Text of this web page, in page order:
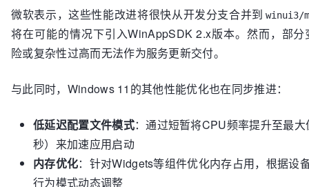
微软表示，这些性能改进将很快从开发分支合并到 winui3/
将在可能的情况下引入WinAppSDK 2.x版本。然而，部
险或复杂性过高而无法作为服务更新交付。
与此同时，Windows 11的其他性能优化也在同步推进：
低延迟配置文件模式：通过短暂将CPU频率提升至最
秒）来加速应用启动
内存优化：针对Widgets等组件优化内存占用，根据设
行为模式动态调整